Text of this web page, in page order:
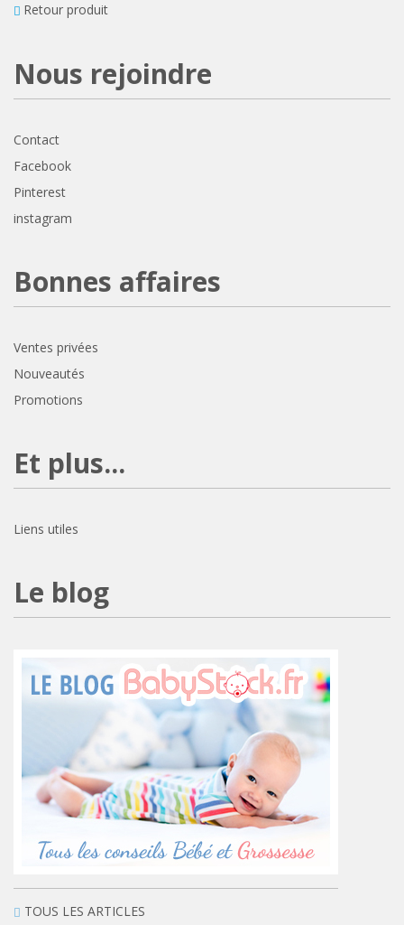
Retour produit
Nous rejoindre
Contact
Facebook
Pinterest
instagram
Bonnes affaires
Ventes privées
Nouveautés
Promotions
Et plus...
Liens utiles
Le blog
TOUS LES ARTICLES